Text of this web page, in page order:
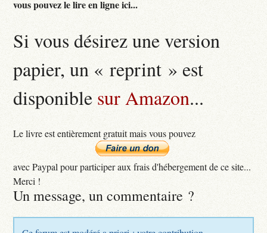
vous pouvez le lire en ligne ici...
Si vous désirez une version
papier, un « reprint » est
disponible sur Amazon...
Le livre est entièrement gratuit mais vous pouvez
avec Paypal pour participer aux frais d'hébergement de ce site...
Merci !
Un message, un commentaire ?